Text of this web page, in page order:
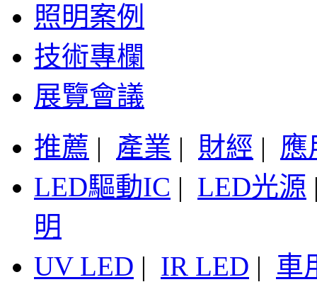
照明案例
技術專欄
展覽會議
推薦 | 產業 | 財經 | 應
LED驅動IC | LED光源
明
UV LED | IR LED | 車